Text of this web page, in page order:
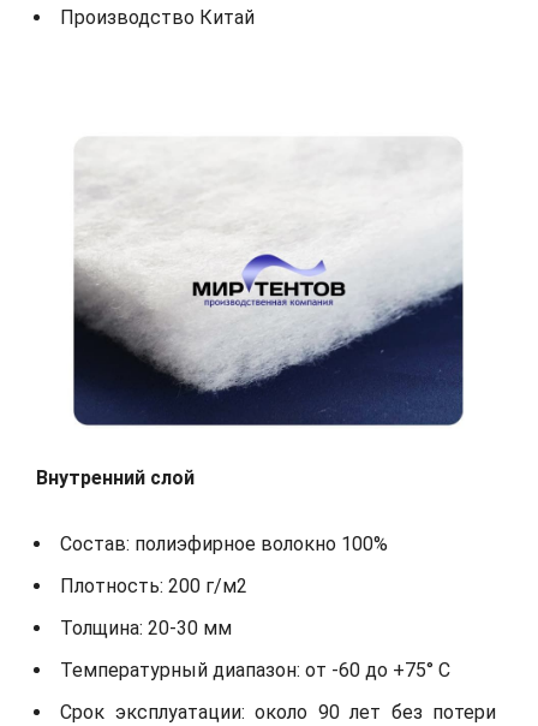
Производство Китай
Внутренний слой
Состав: полиэфирное волокно 100%
Плотность: 200 г/м2
Толщина: 20-30 мм
Температурный диапазон: от -60 до +75° С
Срок эксплуатации: около 90 лет без потери